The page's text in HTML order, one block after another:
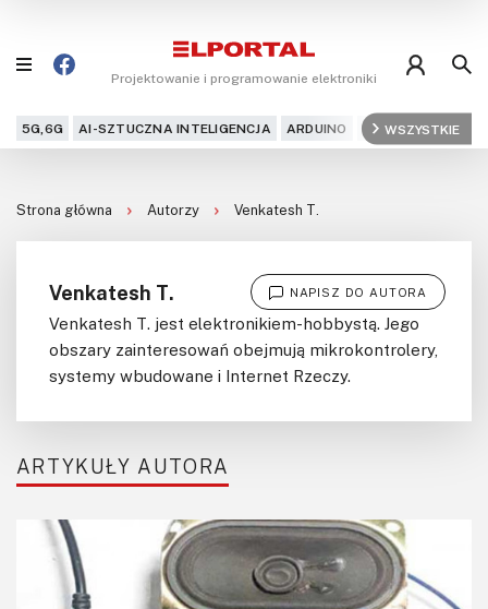
Projektowanie i programowanie elektroniki
5G,6G AI-SZTUCZNA INTELIGENCJA ARDUINO ARM AUDIO
WSZYSTKIE
Kursy
DIY+
Czytelnia
KITy AVT
Kontakt
Newsletter
Strona główna Autorzy Venkatesh T.
Venkatesh T. NAPISZ DO AUTORA
Venkatesh T. jest elektronikiem-hobbystą. Jego
obszary zainteresowań obejmują mikrokontrolery,
systemy wbudowane i Internet Rzeczy.
ARTYKUŁY AUTORA